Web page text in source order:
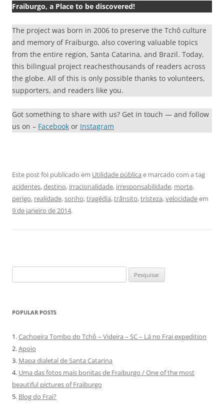
Fraiburgo, a Place to be discovered!
The project was born in 2006 to preserve the Tchô culture
and memory of Fraiburgo, also covering valuable topics
from the entire region, Santa Catarina, and Brazil. Today,
this bilingual project reachesthousands of readers across
the globe. All of this is only possible thanks to volunteers,
supporters, and readers like you.
Got something to share with us? Get in touch — and follow
us on – Facebook or Instagram
Este post foi publicado em Utilidade pública e marcado com a tag
acidentes,destino, irracionalidade, irresponsabilidade, morte,
perigo, realidade,sonho,tragédia,trânsito,tristeza,velocidadeem
9 de janeiro de 2014.
por:
POPULAR POSTS
1.Cachoeira Tombo do Tchô – Videira – SC – Lá no Frai expedition
2.Apoio
3. Mapa dialetal de Santa Catarina
4. Uma das fotos mais bonitas de Fraiburgo / One of the most
beautiful pictures of Fraiburgo
5. Blog do Frai?